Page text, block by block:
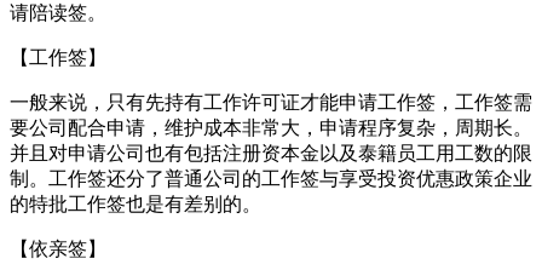
请陪读签。
【工作签】
一般来说，只有先持有工作许可证才能申请工作签，工作签需
要公司配合申请，维护成本非常大，申请程序复杂，周期长。
并且对申请公司也有包括注册资本金以及泰籍员工用工数的限
制。工作签还分了普通公司的工作签与享受投资优惠政策企业
的特批工作签也是有差别的。
【依亲签】